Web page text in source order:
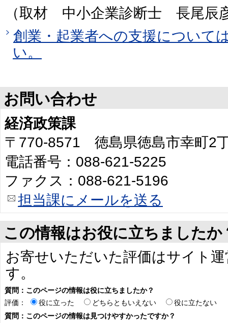
（取材 中小企業診断士 長尾辰
創業・起業者への支援について
い。
お問い合わせ
経済政策課
〒770-8571 徳島県徳島市幸町2
電話番号：088-621-5225
ファクス：088-621-5196
担当課にメールを送る
この情報はお役に立ちましたか
お寄せいただいた評価はサイト
す。
質問：このページの情報は役に立ちましたか？
評価：
役に立った どちらともいえない
役に立たない
質問：このページの情報は見つけやすかったですか？